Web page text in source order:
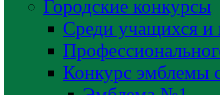
Городские конкурсы
Среди учащихся и
Конкурс эмблемы